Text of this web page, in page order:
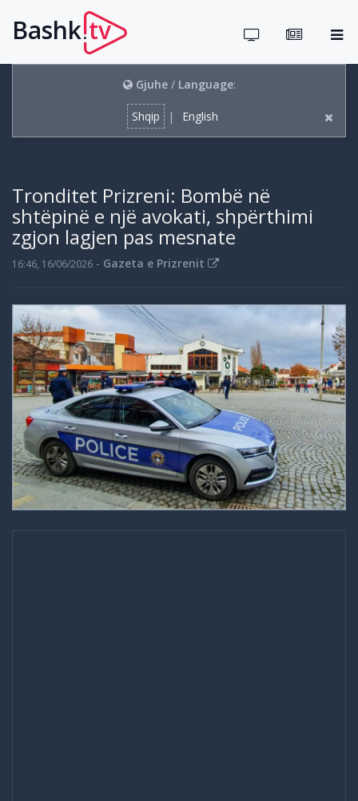
Bashk.tv
Gjuhe/ Language:
Shqip | English
Tronditet Prizreni: Bombë në
shtëpinë e një avokati, shpërthimi
zgjon lagjen pas mesnate
16:46, 16/06/2026 - Gazeta e Prizrenit